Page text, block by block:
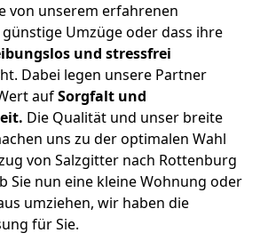
von unserem erfahrenen
Umzüge oder dass ihre
und stressfrei
Dabei legen unsere Partner
aufSorgfalt und
Die Qualität und unser breite
uns zu der optimalen Wahl
von Salzgitter nach Rottenburg
Sie nun eine kleine Wohnung oder
umziehen, wir haben die
für Sie.